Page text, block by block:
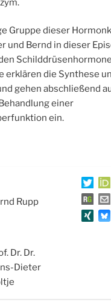
Gruppe dieser
und Bernd in dieser
erklären die Synthese
gehen abschließend
einer
ein.
Rupp
Dr. Dr.
Dieter